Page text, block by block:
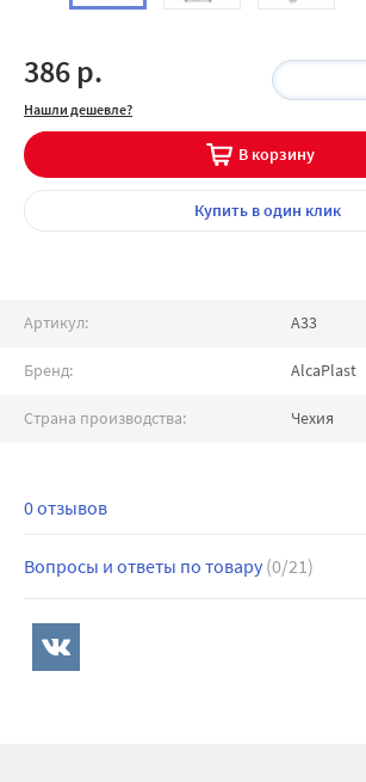
386 р.
Нашли дешевле?
В корзину
Купитьв один клик
Артикул: A33
Бренд: AlcaPlast
Страна производства: Чехия
0 отзывов
Вопросы и ответы по товару (0/21)